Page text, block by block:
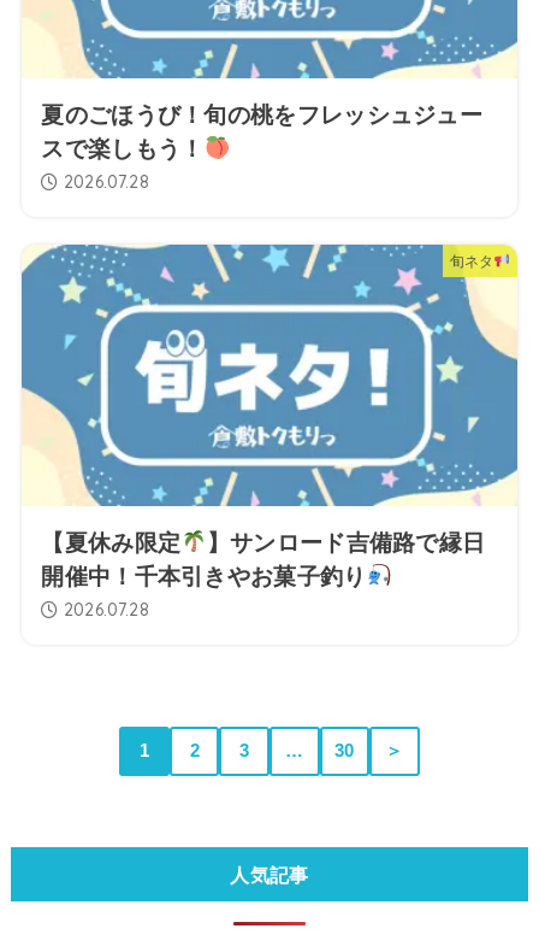
夏のごほうび！旬の桃をフレッシュジュー
スで楽しもう！
2026.07.28
旬ネタ
【夏休み限定
】サンロード吉備路で縁日
開催中！千本引きやお菓子釣り
2026.07.28
1 2 3 … 30 ＞
人気記事